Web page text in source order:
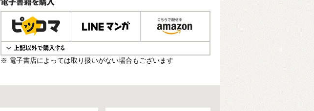
電子書籍で購入
※ 電子書店によっては取り扱いがない場合もございます